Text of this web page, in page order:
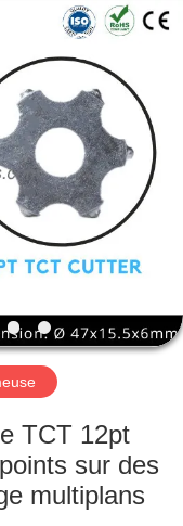
TCT 12pt
sur des
multiplans